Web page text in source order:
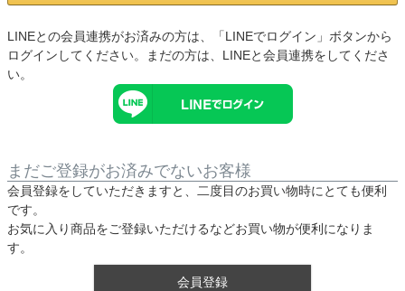
LINEとの会員連携がお済みの方は、「LINEでログイン」ボタンから
ログインしてください。まだの方は、 LINEと会員連携をしてくださ
い。
まだご登録がお済みでないお客様
会員登録をしていただきますと、二度目のお買い物時にとても便利
です。
お気に入り商品をご登録いただけるなどお買い物が便利になりま
す。
会員登録